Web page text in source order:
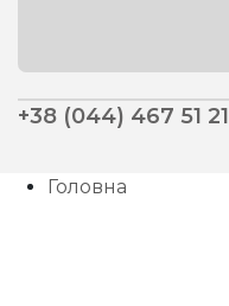
+38 (044) 467 51 21
Головна